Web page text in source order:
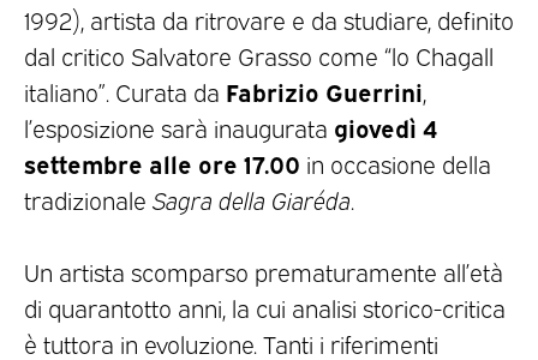
1992), artista da ritrovare e da studiare, definito
dal critico Salvatore Grasso come “lo Chagall
italiano”. Curata da Fabrizio Guerrini
l’esposizione sarà inaugurata giovedì 4
settembre alle ore 17.00 in occasione della
tradizionale Sagra della Giaréda
Un artista scomparso prematuramente all’età
di quarantotto anni, la cui analisi storico-critica
è tuttora in evoluzione. Tanti i riferimenti